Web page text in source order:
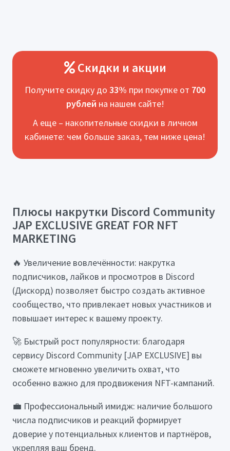
Скидки и акции
Получите скидку до 33% при покупке от 700
рублей на нашем сайте!
А еще – накопительные скидки в личном
кабинете: чем больше заказ, тем ниже цена!
Плюсы накрутки Discord Community
JAP EXCLUSIVE GREAT FOR NFT
MARKETING
🔥 Увеличение вовлечённости: накрутка
подписчиков, лайков и просмотров в Discord
(Дискорд) позволяет быстро создать активное
сообщество, что привлекает новых участников и
повышает интерес к вашему проекту.
🚀 Быстрый рост популярности: благодаря
сервису Discord Community [JAP EXCLUSIVE] вы
сможете мгновенно увеличить охват, что
особенно важно для продвижения NFT-кампаний.
💼 Профессиональный имидж: наличие большого
числа подписчиков и реакций формирует
доверие у потенциальных клиентов и партнёров,
укрепляя ваш бренд.